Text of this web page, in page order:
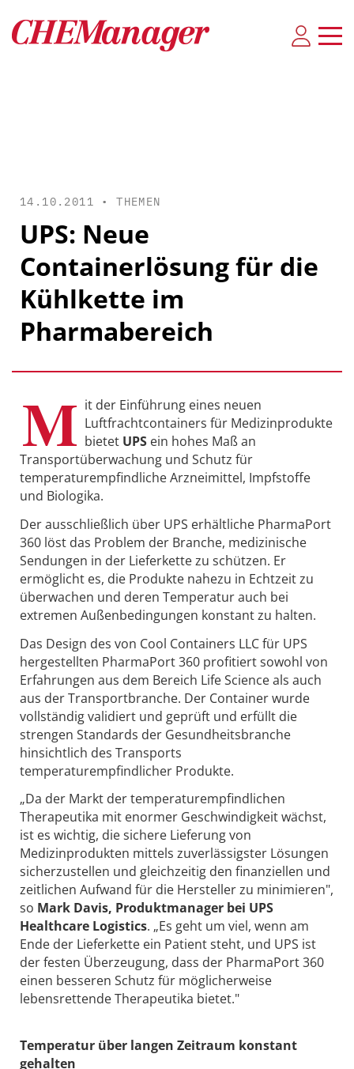
14.10.2011 •THEMEN
UPS: Neue
Containerlösung für die
Kühlkette im
Pharmabereich
M it der Einführung eines neuen
Luftfrachtcontainers für Medizinprodukte
bietet UPS ein hohes Maß an
Transportüberwachung und Schutz für
temperaturempfindliche Arzneimittel, Impfstoffe
und Biologika.
Der ausschließlich über UPS erhältliche PharmaPort
360 löst das Problem der Branche, medizinische
Sendungen in der Lieferkette zu schützen. Er
ermöglicht es, die Produkte nahezu in Echtzeit zu
überwachen und deren Temperatur auch bei
extremen Außenbedingungen konstant zu halten.
Das Design des von Cool Containers LLC für UPS
hergestellten PharmaPort 360 profitiert sowohl von
Erfahrungen aus dem Bereich Life Science als auch
aus der Transportbranche. Der Container wurde
vollständig validiert und geprüft und erfüllt die
strengen Standards der Gesundheitsbranche
hinsichtlich des Transports
temperaturempfindlicher Produkte.
„Da der Markt der temperaturempfindlichen
Therapeutika mit enormer Geschwindigkeit wächst,
ist es wichtig, die sichere Lieferung von
Medizinprodukten mittels zuverlässigster Lösungen
sicherzustellen und gleichzeitig den finanziellen und
zeitlichen Aufwand für die Hersteller zu minimieren",
so Mark Davis, Produktmanager bei UPS
Healthcare Logistics. „Es geht um viel, wenn am
Ende der Lieferkette ein Patient steht, und UPS ist
der festen Überzeugung, dass der PharmaPort 360
einen besseren Schutz für möglicherweise
lebensrettende Therapeutika bietet."
Temperatur über langen Zeitraum konstant
gehalten